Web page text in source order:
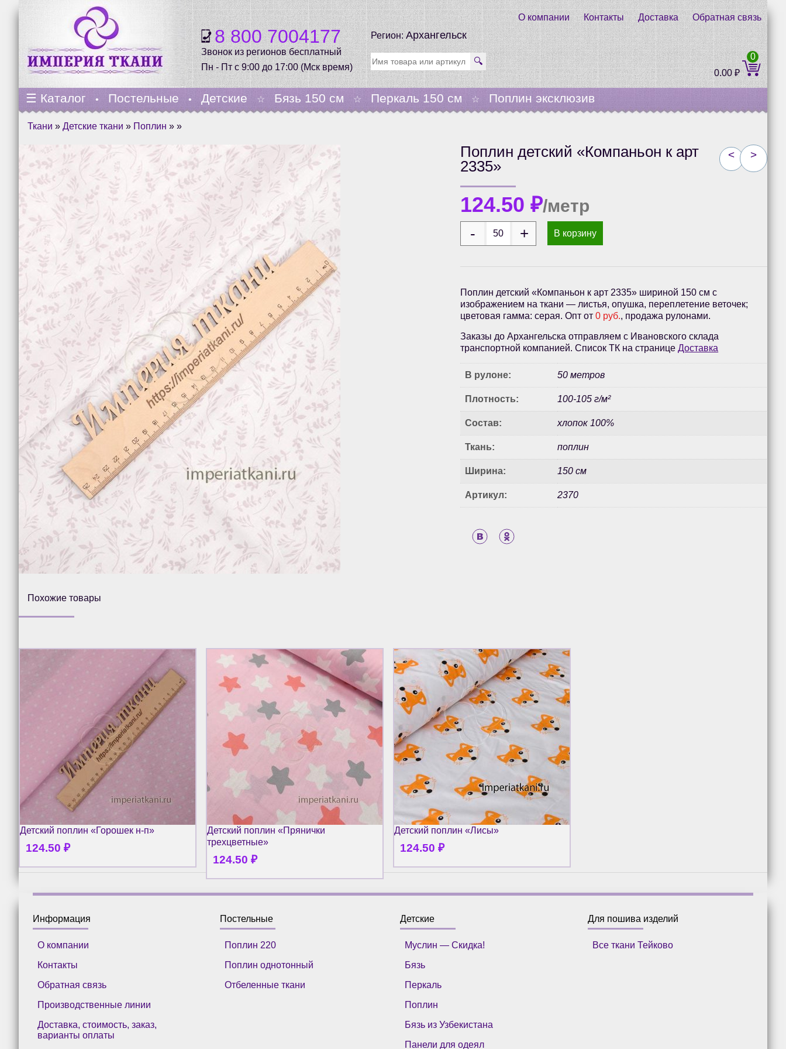
8 800 7004177
Звонок из регионов бесплатный
Пн - Пт с 9:00 до 17:00 (Мск время)
О компании Контакты Доставка
Обратная связь
Регион:Архангельск
🔍
0.00₽
0
☰ Каталог • Постельные • Детские ☆ Бязь 150 см ☆ Перкаль 150 см ☆ Поплин эксклюзив
Ткани » Детские ткани » Поплин » »
< >
Поплин детский «Компаньон к арт
2335»
124.50₽/метр
В корзину
Поплин детский «Компаньон к арт 2335» шириной 150 см с
изображением на ткани — листья, опушка, переплетение веточек;
цветовая гамма: серая. Опт от0 руб., продажа рулонами.
Заказы до Архангельска отправляем с Ивановского склада
транспортной компанией. Список ТК на страницеДоставка
В рулоне: 50 метров
Плотность: 100-105 г/м²
Состав: хлопок 100%
Ткань: поплин
Ширина: 150 см
Артикул: 2370
Похожие товары
Детский поплин «Горошек н-п»
124.50 ₽
Детский поплин «Прянички
трехцветные»
124.50 ₽
Детский поплин «Лисы»
124.50 ₽
Информация
О компании
Контакты
Обратная связь
Производственные линии
Доставка, стоимость, заказ,
варианты оплаты
Постельные
Поплин 220
Поплин однотонный
Отбеленные ткани
Детские
Муслин — Скидка!
Бязь
Перкаль
Поплин
Бязь из Узбекистана
Панели для одеял
Для пошива изделий
Все ткани Тейково